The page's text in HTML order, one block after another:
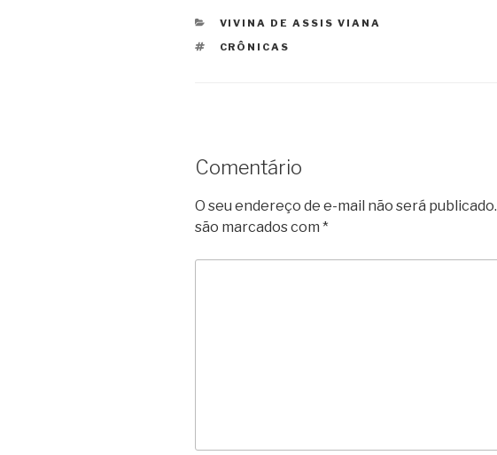
CATEGORIAS
VIVINA DE ASSIS VIANA
TAGS
CRÔNICAS
Comentário
O seu endereço de e-mail não será publicado.
são marcados com *